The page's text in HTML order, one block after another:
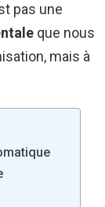
pas une
que nous
mais à